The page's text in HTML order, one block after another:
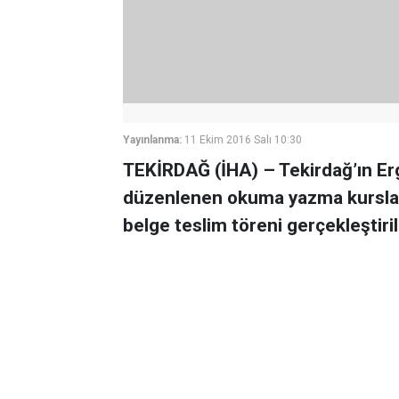
Yayınlanma: 11 Ekim 2016 Salı 10:30
TEKİRDAĞ (İHA) – Tekirdağ’ın
düzenlenen okuma yazma
belge teslim töreni